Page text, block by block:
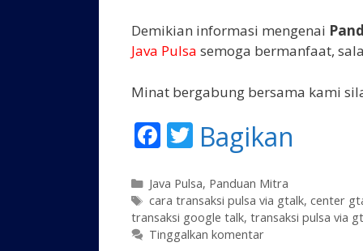
Demikian informasi mengenai
Java Pulsa semoga bermanfaat,
Minat bergabung bersama kami
F
e
b
o
T
itt
er
Bagikan
K
a
t
e
Java Pulsa, Panduan Mitra
T
a
g
cara transaksi pulsa via gtalk, center
transaksi google talk, transaksi pulsa via
Tinggalkan komentar